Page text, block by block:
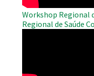
Workshop Regional
Regional de Saúde